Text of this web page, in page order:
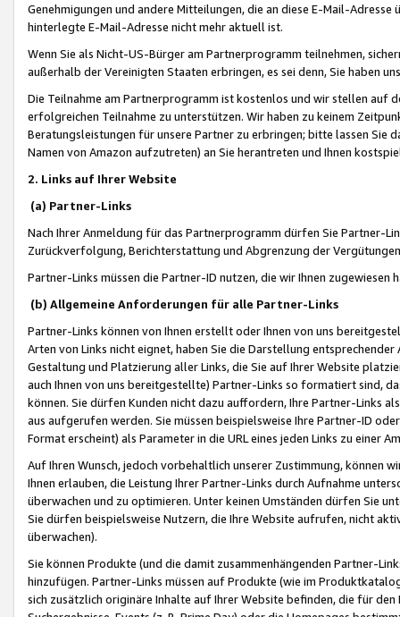
Genehmigungen und andere Mitteilungen, die an diese E-Mail-
hinterlegte E-Mail-Adresse nicht mehr aktuell ist.
Wenn Sie als Nicht-US-Bürger am Partnerprogramm teilnehmen,
außerhalb der Vereinigten Staaten erbringen, es sei denn, Sie haben
Die Teilnahme am Partnerprogramm ist kostenlos und wir stellen auf
erfolgreichen Teilnahme zu unterstützen. Wir haben zu keinem
Beratungsleistungen für unsere Partner zu erbringen; bitte lassen Sie
Namen von Amazon aufzutreten) an Sie herantreten und Ihnen
2. Links auf Ihrer Website
(a) Partner-Links
Nach Ihrer Anmeldung für das Partnerprogramm dürfen Sie Partner-
Zurückverfolgung, Berichterstattung und Abgrenzung der
Partner-Links müssen die Partner-ID nutzen, die wir Ihnen zugewiesen
(b) Allgemeine Anforderungen für alle Partner-Links
Partner-Links können von Ihnen erstellt oder Ihnen von uns
Arten von Links nicht eignet, haben Sie die Darstellung
Gestaltung und Platzierung aller Links, die Sie auf Ihrer Website
auch Ihnen von uns bereitgestellte) Partner-Links so formatiert sind,
können. Sie dürfen Kunden nicht dazu auffordern, Ihre Partner-Links
aus aufgerufen werden. Sie müssen beispielsweise Ihre Partner-ID
Format erscheint) als Parameter in die URL eines jeden Links zu einer
Auf Ihren Wunsch, jedoch vorbehaltlich unserer Zustimmung, können
Ihnen erlauben, die Leistung Ihrer Partner-Links durch Aufnahme
überwachen und zu optimieren. Unter keinen Umständen dürfen Sie
Sie dürfen beispielsweise Nutzern, die Ihre Website aufrufen, nicht
überwachen).
Sie können Produkte (und die damit zusammenhängenden Partner-
hinzufügen. Partner-Links müssen auf Produkte (wie im
sich zusätzlich originäre Inhalte auf Ihrer Website befinden, die für